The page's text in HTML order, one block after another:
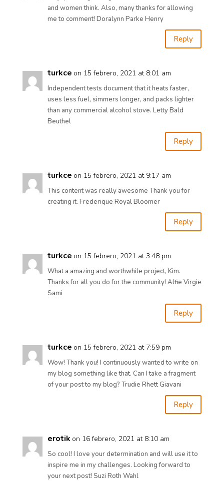
and women think. Also, many thanks for allowing
me to comment! Doralynn Parke Henry
Reply
turkce on 15 febrero, 2021 at 8:01 am
Independent tests document that it heats faster,
uses less fuel, simmers longer, and packs lighter
than any commercial alcohol stove. Letty Bald
Beuthel
Reply
turkce on 15 febrero, 2021 at 9:17 am
This content was really awesome Thank you for
creating it. Frederique Royal Bloomer
Reply
turkce on 15 febrero, 2021 at 3:48 pm
What a amazing and worthwhile project, Kim.
Thanks for all you do for the community! Alfie Virgie
Sami
Reply
turkce on 15 febrero, 2021 at 7:59 pm
Wow! Thank you! I continuously wanted to write on
my blog something like that. Can I take a fragment
of your post to my blog? Trudie Rhett Giavani
Reply
erotik on 16 febrero, 2021 at 8:10 am
So cool! I love your determination and will use it to
inspire me in my challenges. Looking forward to
your next post! Suzi Roth Wahl